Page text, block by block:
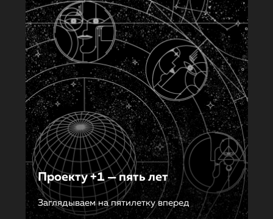
Проекту +1 — пять лет
Заглядываем на пятилетку вперед